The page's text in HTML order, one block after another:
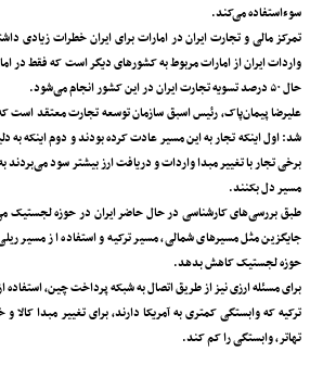
سوءاستفاده می‌کند.
واردات ایران از امارات مربوط به کشورهای دیگر است که فقط در
حال ۵۰ درصد تسویه تجارت ایران در این کشور انجام می‌شود.
علیرضا پیمان‌پاک، رئیس اسبق سازمان توسعه تجارت معتقد است
شد: اول اینکه تجار به این مسیر عادت کرده بودند و دوم اینکه به
برخی تجار با تغییر مبدا واردات و دریافت ارز بیشتر سود می‌بردند
مسیر دل بکنند.
طبق بررسی‌های کارشناسی در حال حاضر ایران در حوزه لجستیک
جایگزین مثل مسیرهای شمالی، مسیر ترکیه و استفاده از مسیر
حوزه لجستیک کاهش بدهد.
برای مسئله ارزی نیز از طریق اتصال به شبکه پرداخت چین،
ترکیه که وابستگی کمتری به آمریکا دارند، برای تغییر مبدا کالا
تهاتر، وابستگی را کم کند.